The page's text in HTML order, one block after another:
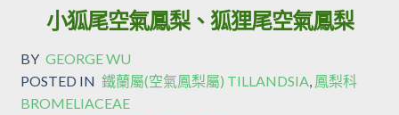
小狐尾空氣鳳梨、狐狸尾空氣鳳梨
BY GEORGE WU
POSTED IN 鐵蘭屬(空氣鳳梨屬) TILLANDSIA 鳳梨科
BROMELIACEAE